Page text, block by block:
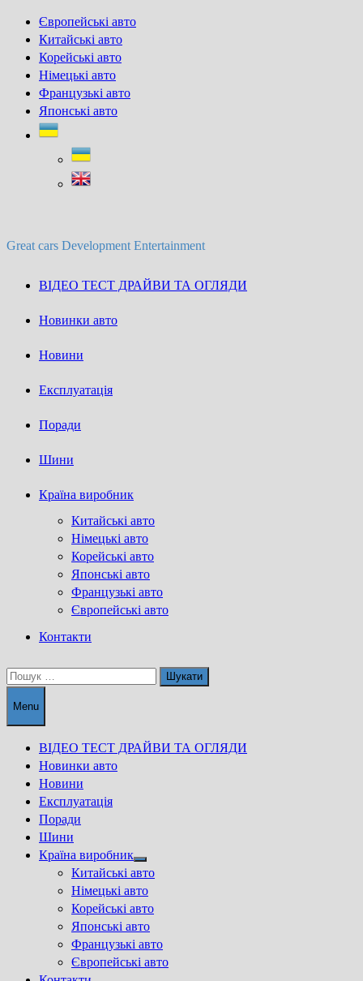
Skip
content
Європейські авто
Китайські авто
Корейські авто
Німецькі авто
Французькі авто
Японські авто
Great cars Development Entertainment
ВІДЕО ТЕСТ ДРАЙВИ ТА ОГЛЯДИ
Новинки авто
Новини
Експлуатація
Поради
Шини
Країна виробник
Китайські авто
Німецькі авто
Корейські авто
Японські авто
Французькі авто
Європейські авто
Контакти
Пошук:
Menu
ВІДЕО ТЕСТ ДРАЙВИ ТА ОГЛЯДИ
Новинки авто
Новини
Експлуатація
Поради
Шини
Країна виробник
Show
sub
menu
Китайські авто
Німецькі авто
Корейські авто
Японські авто
Французькі авто
Європейські авто